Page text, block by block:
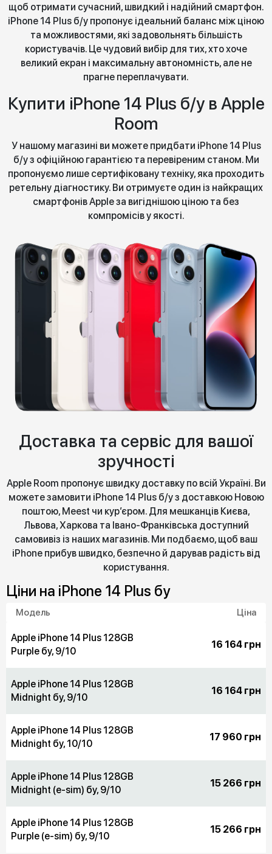
щоб отримати сучасний, швидкий і надійний смартфон.
iPhone 14 Plus б/у пропонує ідеальний баланс між ціною
та можливостями, які задовольнять більшість
користувачів. Це чудовий вибір для тих, хто хоче
великий екран і максимальну автономність, але не
прагне переплачувати.
Купити iPhone 14 Plus б/у в Apple
Room
У нашому магазині ви можете придбати iPhone 14 Plus
б/у з офіційною гарантією та перевіреним станом. Ми
пропонуємо лише сертифіковану техніку, яка проходить
ретельну діагностику. Ви отримуєте один із найкращих
смартфонів Apple за вигіднішою ціною та без
компромісів у якості.
Доставка та сервіс для вашої
зручності
Apple Room пропонує швидку доставку по всій Україні. Ви
можете замовити iPhone 14 Plus б/у з доставкою Новою
поштою, Meest чи кур’єром. Для мешканців Києва,
Львова, Харкова та Івано-Франківська доступний
самовивіз із наших магазинів. Ми подбаємо, щоб ваш
iPhone прибув швидко, безпечно й дарував радість від
користування.
Цiни на iPhone 14 Plus бу
Модель Ціна
Apple iPhone 14 Plus 128GB
Purple бу, 9/10
16 164 грн
Apple iPhone 14 Plus 128GB
Midnight бу, 9/10
16 164 грн
Apple iPhone 14 Plus 128GB
Midnight бу, 10/10
17 960 грн
Apple iPhone 14 Plus 128GB
Midnight (e-sim) бу, 9/10
15 266 грн
Apple iPhone 14 Plus 128GB
Purple (e-sim) бу, 9/10
15 266 грн